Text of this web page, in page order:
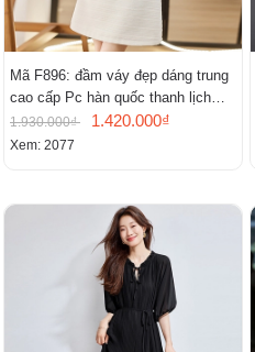
Mã F896: đầm váy đẹp dáng trung
cao cấp Pc hàn quốc thanh lịch
mới
1.930.000₫ 1.420.000₫
Xem: 2077